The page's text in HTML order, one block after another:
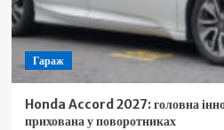
Гараж
Honda Accord 2027: головна
прихована у поворотниках